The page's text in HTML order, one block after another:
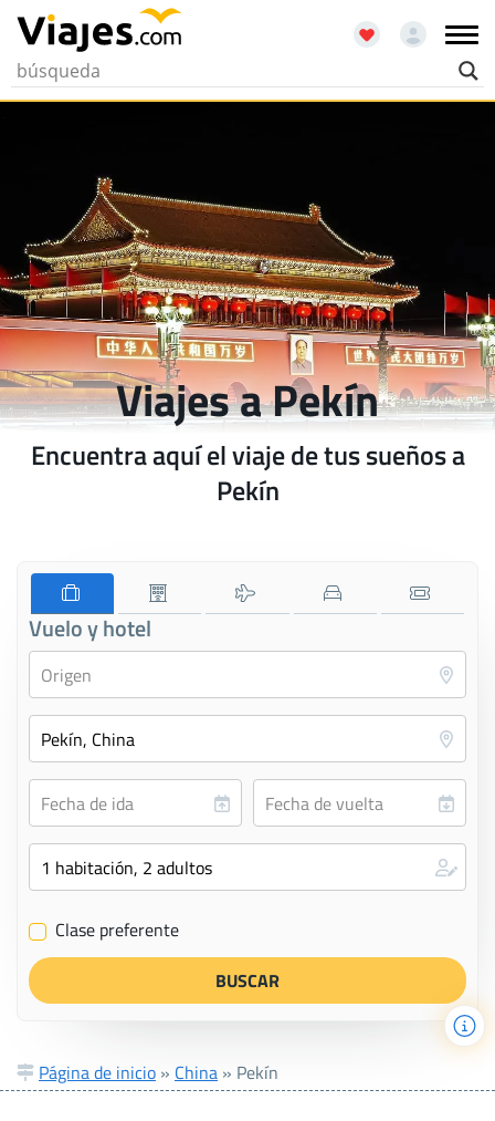
Viajes a Pekín
Encuentra aquí el viaje de tus sueños a
Pekín
Vuelo y hotel
✔ Clase preferente
Página de inicio » China » Pekín